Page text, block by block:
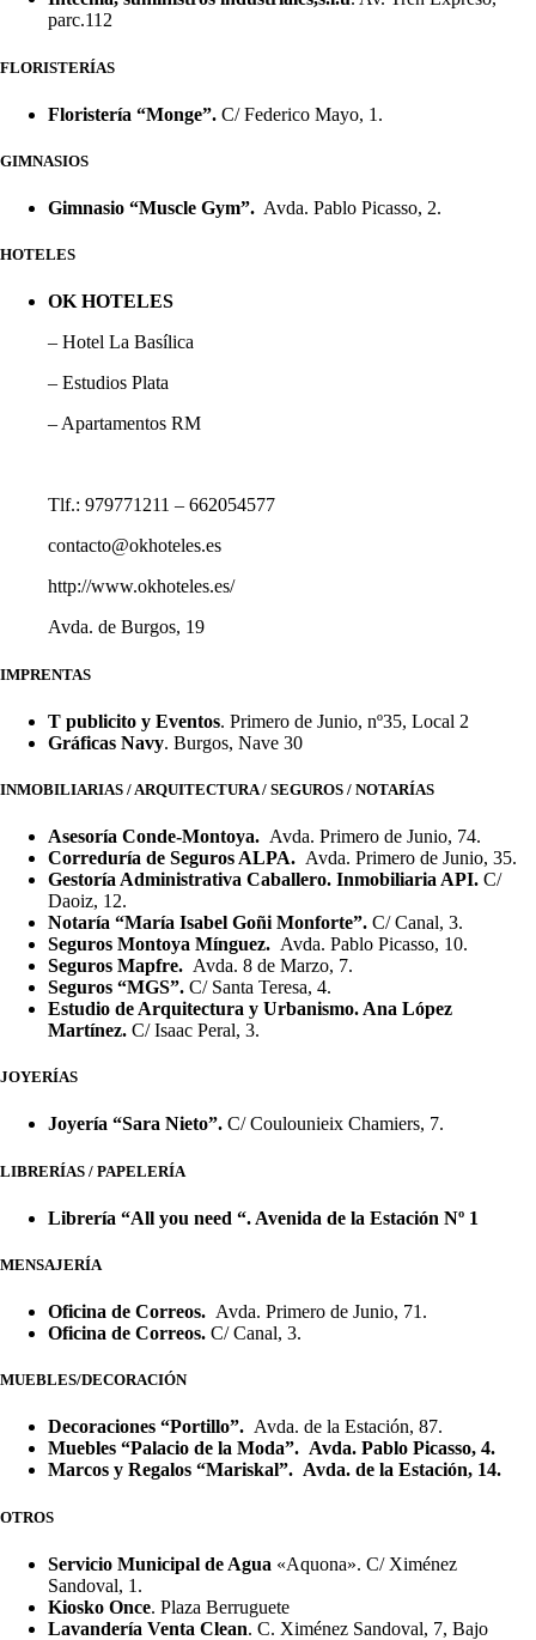
parc.112
FLORISTERÍAS
Floristería “Monge”. C/ Federico Mayo, 1.
GIMNASIOS
Gimnasio “Muscle Gym”. Avda. Pablo Picasso, 2.
HOTELES
OK HOTELES
– Hotel La Basílica
– Estudios Plata
– Apartamentos RM
Tlf.: 979771211 – 662054577
contacto@okhoteles.es
http://www.okhoteles.es/
Avda. de Burgos, 19
IMPRENTAS
T publicito y Eventos. Primero de Junio, nº35, Local 2
Gráficas Navy. Burgos, Nave 30
INMOBILIARIAS / ARQUITECTURA / SEGUROS / NOTARÍAS
Asesoría Conde-Montoya. Avda. Primero de Junio, 74.
Correduría de Seguros ALPA. Avda. Primero de Junio, 35.
Gestoría Administrativa Caballero. Inmobiliaria API. C/
Daoiz, 12.
Notaría “María Isabel Goñi Monforte”. C/ Canal, 3.
Seguros Montoya Mínguez. Avda. Pablo Picasso, 10.
Seguros Mapfre. Avda. 8 de Marzo, 7.
Seguros “MGS”. C/ Santa Teresa, 4.
Estudio de Arquitectura y Urbanismo. Ana López
Martínez. C/ Isaac Peral, 3.
JOYERÍAS
Joyería “Sara Nieto”. C/ Coulounieix Chamiers, 7.
LIBRERÍAS / PAPELERÍA
Librería “All you need “. Avenida de la Estación Nº 1
MENSAJERÍA
Oficina de Correos. Avda. Primero de Junio, 71.
Oficina de Correos. C/ Canal, 3.
MUEBLES/DECORACIÓN
Decoraciones “Portillo”. Avda. de la Estación, 87.
Muebles “Palacio de la Moda”. Avda. Pablo Picasso, 4.
Marcos y Regalos “Mariskal”. Avda. de la Estación, 14.
OTROS
Servicio Municipal de Agua «Aquona». C/ Ximénez
Sandoval, 1.
Kiosko Once. Plaza Berruguete
Lavandería Venta Clean. C. Ximénez Sandoval, 7, Bajo